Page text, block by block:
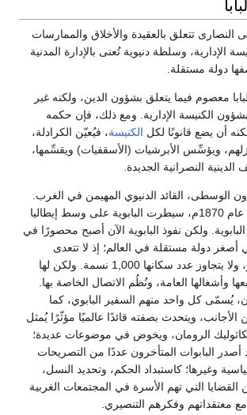
النصارى تتعلق بالعقيدة والأخلاق والممارسات
الإدارية، وسلطة دنيوية تُعنى بالإدارة المدنية
دولة مستقلة.
معصوم فيما يتعلق بشؤون الدين، ولكنه غير
الكنيسة الإدارية. ومع ذلك، فإن حكمه
أن يضع قانونًا لكل الكنيسة، فيُعيّن الكرادلة،
ويؤسِّس الأبرشيات (الأسقفيات) ويقسِّمها،
النصرانية الجديدة.
الوسطى، القائد الدنيوي المهيمن في الغرب.
ومنذ عام 756م إلى عام 1870م، سيطرت البابوية على وسط إيطاليا
ولكن نفوذ البابوية الآن أصبح محصورًا في
أصغر دولة مستقلة في العالم؛ إذ لا تتعدى
مساحتها 44,1 هكتار، ولا يتجاوز عدد سكانها 1,000 نسمة. ولكن لها
وأشغالها العامة، ونُظُم الاتصال الخاصة بها.
يُسمّى كل واحد منهم السفير البابوي، كما
الأجانب، ويتحدث بصفته قائدًا عالميًا مؤثّرًا يُمثل
الرومان، ويخوض في موضوعات عديدة؛
أصدر البابوات المتأخرون عددًا من التصريحات
وغيرها؛ كاستبداد الحكم، وتحديد النسل،
التي تهم الأسرة في المجتمعات الغربية
معتقداتهم وفكرهم التنصيري.